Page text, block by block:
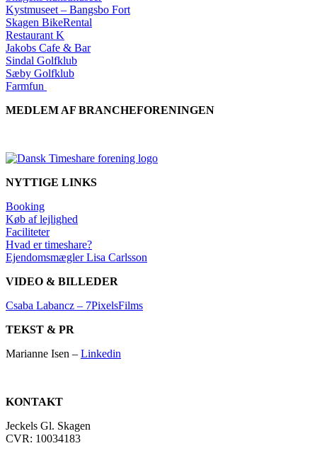
Kystmuseet – Bangsbo Fort
Skagen BikeRental
Restaurant K
Jakobs Cafe & Bar
Sindal Golfklub
Sæby Golfklub
Farmfun
MEDLEM AF BRANCHEFORENINGEN
NYTTIGE LINKS
Booking
Køb af lejlighed
Faciliteter
Hvad er timeshare?
Ejendomsmægler Lisa Carlsson
VIDEO & BILLEDER
Csaba Labancz – 7PixelsFilms
TEKST & PR
Marianne Isen – Linkedin
KONTAKT
Jeckels Gl. Skagen
CVR: 10034183